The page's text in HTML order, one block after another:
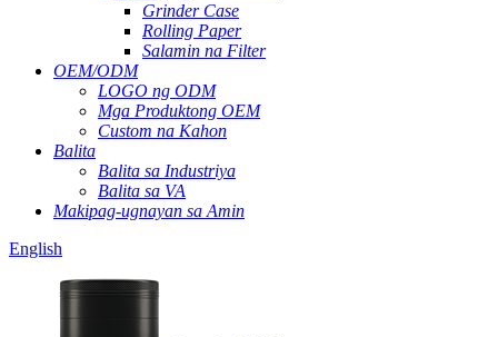
Grinder Case
Rolling Paper
Salamin na Filter
OEM/ODM
LOGO ng ODM
Mga Produktong OEM
Custom na Kahon
Balita
Balita sa Industriya
Balita sa VA
Makipag-ugnayan sa Amin
English